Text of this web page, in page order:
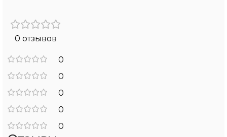
0 отзывов
0
0
0
0
0